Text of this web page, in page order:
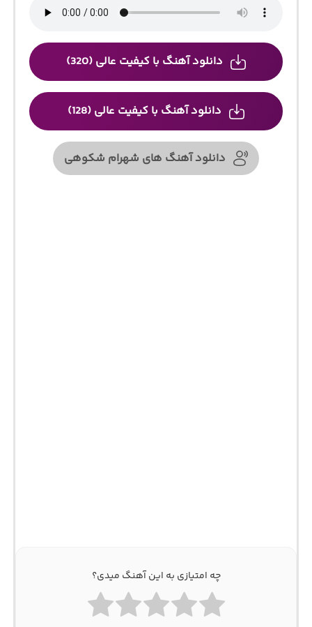
دانلود آهنگ با کیفیت عالی (320)
دانلود آهنگ با کیفیت عالی (128)
دانلود آهنگ های شهرام شکوهی
چه امتیازی به این آهنگ میدی؟